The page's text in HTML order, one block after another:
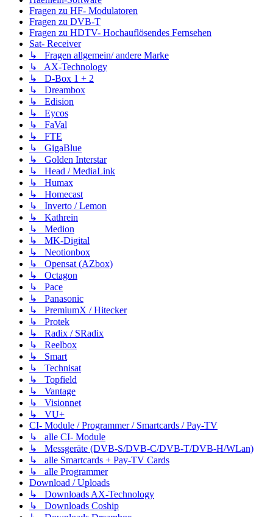
Fragen zu HF- Modulatoren
Fragen zu DVB-T
Fragen zu HDTV- Hochauflösendes Fernsehen
Sat- Receiver
↳ Fragen allgemein/ andere Marke
↳ AX-Technology
↳ D-Box 1 + 2
↳ Dreambox
↳ Edision
↳ Eycos
↳ FaVal
↳ FTE
↳ GigaBlue
↳ Golden Interstar
↳ Head / MediaLink
↳ Humax
↳ Homecast
↳ Inverto / Lemon
↳ Kathrein
↳ Medion
↳ MK-Digital
↳ Neotionbox
↳ Opensat (AZbox)
↳ Octagon
↳ Pace
↳ Panasonic
↳ PremiumX / Hitecker
↳ Protek
↳ Radix / SRadix
↳ Reelbox
↳ Smart
↳ Technisat
↳ Topfield
↳ Vantage
↳ Visionnet
↳ VU+
CI- Module / Programmer / Smartcards / Pay-TV
↳ alle CI- Module
↳ Messgeräte (DVB-S/DVB-C/DVB-T/DVB-H/WLan)
↳ alle Smartcards + Pay-TV Cards
↳ alle Programmer
Download / Uploads
↳ Downloads AX-Technology
↳ Downloads Coship